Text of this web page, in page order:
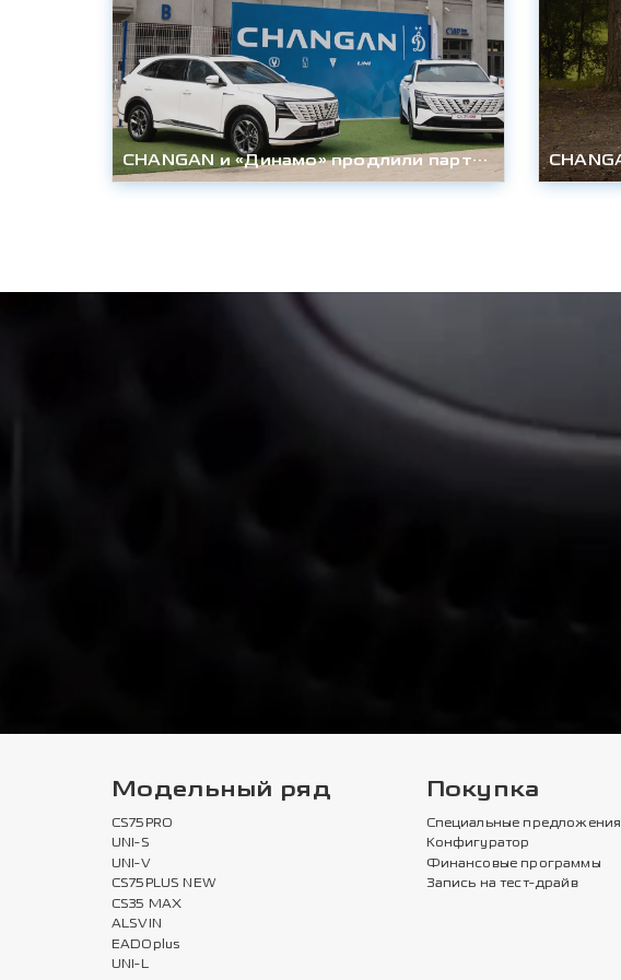
CHANGAN и «Динамо» продлили партнёрство до конца сезона 2027/28гг.
Модельный ряд
CS75PRO
UNI-S
UNI-V
CS75PLUS NEW
CS35 MAX
ALSVIN
EADOplus
UNI-L
Покупка
Специальные предложения
Конфигуратор
Финансовые программы
Запись на тест-драйв